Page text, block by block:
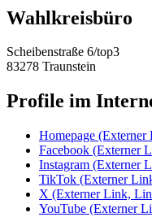
Wahlkreisbüro
Scheibenstraße 6/top3
83278 Traunstein
Profile im
Homepage (Externer
Facebook (Externer
Instagram (Externer
TikTok (Externer
X (Externer Link,
YouTube (Externer